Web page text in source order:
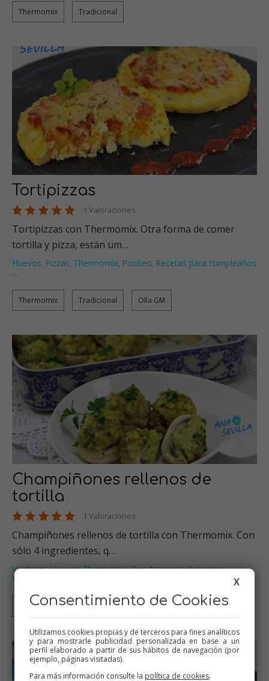
Thermomix Tradicional
Tortipizzas
1 Valoraciones
Tortipizzas con Thermomix. Otra forma de comer
tortilla y pizza, están um…
Huevos, Pizzas, Thermomix, Picoteo, Recetas para cumpleaños
…
Thermomix Tradicional Olla GM
Champiñones rellenos de
tortilla
1 Valoraciones
Champiñones rellenos de tortilla con Thermomix. Con
sólo 4 ingredientes, q…
Verduras,Huevos,Thermomix,Recetas para el varoma,
Recetas para dieta
Thermomix Tradicional
X
Consentimiento de Cookies
Utilizamos cookies propias y de terceros para fines analíticos
y para mostrarle publicidad personalizada en base a un
perfil elaborado a partir de sus hábitos de navegación (por
ejemplo, páginas visitadas).
Para más información consulte la política de cookies.